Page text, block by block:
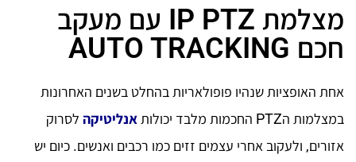
מצלמת IP PTZ עם מעקב
חכם AUTO TRACKING
אחת האופציות שנהיו פופולאריות בהחלט בשנים האחרונות
במצלמות הPTZ החכמות מלבד יכולות
אנליטיקה לסרוק
אזורים, ולעקוב אחרי עצמים זזים כמו רכבים ואנשים. כיום יש